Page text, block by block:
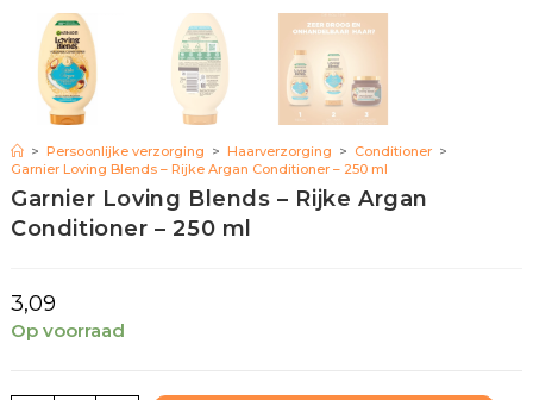
> Persoonlijke verzorging > Haarverzorging > Conditioner >
Garnier Loving Blends – Rijke Argan Conditioner – 250 ml
Garnier Loving Blends – Rijke Argan
Conditioner – 250 ml
3,09
Op voorraad